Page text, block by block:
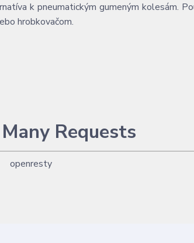
k pneumatickým gumeným kolesám.
hrobkovačom.
Requests
openresty